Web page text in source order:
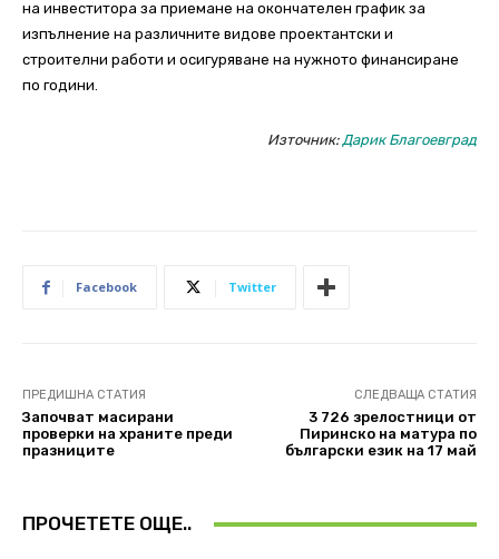
на инвеститора за приемане на окончателен график за
изпълнение на различните видове проектантски и
строителни работи и осигуряване на нужното финансиране
по години.
Източник:Дарик Благоевград
Facebook Twitter
ПРЕДИШНА СТАТИЯ
Започват масирани
проверки на храните преди
празниците
СЛЕДВАЩА СТАТИЯ
3 726 зрелостници от
Пиринско на матура по
български език на 17 май
ПРОЧЕТЕТЕ ОЩЕ..